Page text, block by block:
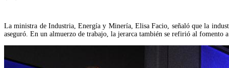
La ministra de Industria, Energía y Minería, Elisa Facio, señaló que la
aseguró. En un almuerzo de trabajo, la jerarca también se refirió al fomento